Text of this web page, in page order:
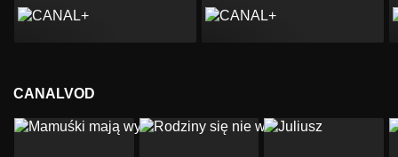
CANALVOD